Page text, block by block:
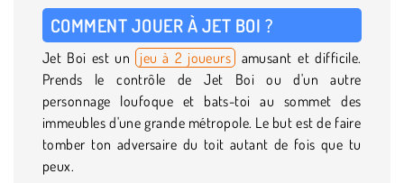
COMMENT JOUER À JET BOI ?
Jet Boi est un jeu à 2 joueurs amusant et difficile.
Prends le contrôle de Jet Boi ou d'un autre
personnage loufoque et bats-toi au sommet des
immeubles d'une grande métropole. Le but est de faire
tomber ton adversaire du toit autant de fois que tu
peux.